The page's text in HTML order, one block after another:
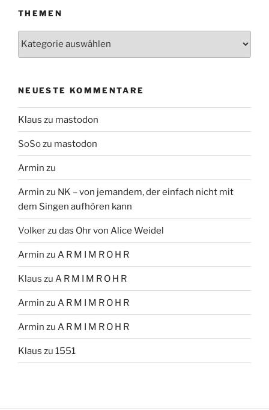
THEMEN
Themen
NEUESTE KOMMENTARE
Klaus zu mastodon
SoSozu mastodon
Armin zu
Armin zu NK – von jemandem, der einfach nicht mit
dem Singen aufhören kann
Volkerzu das Ohr von Alice Weidel
Armin zu A R M I M R O H R
Klaus zu A R M I M R O H R
Armin zu A R M I M R O H R
Armin zu A R M I M R O H R
Klaus zu 1551